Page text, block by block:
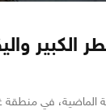
الكبير
الماضية، في